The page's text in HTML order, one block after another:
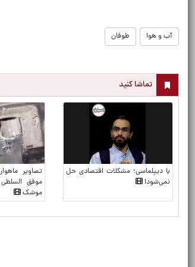
آب و هوا طوفان
تماشا کنید
با دیپلماسی؛ مشکلات اقتصادی حل
نمی‌شود!
تصاویر
موفق
موشک